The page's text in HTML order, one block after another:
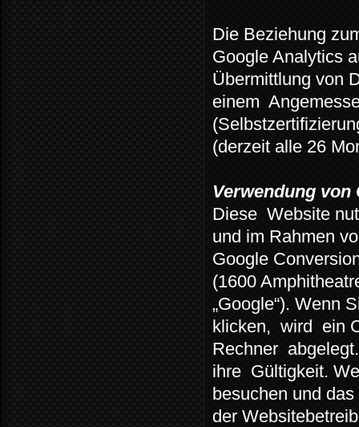
Die Beziehung
Google Analytics
Übermittlung von
einem
(derzeit alle 26
Verwendung
Diese Website
und im Rahmen
Google
(1600
„Google“). Wenn
klicken, wird ein
Rechner abgelegt.
ihre Gültigkeit.
besuchen und
der